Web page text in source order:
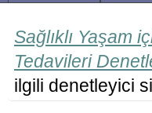
Sağlıklı Yaşam
Tedavileri
ilgili denetleyici